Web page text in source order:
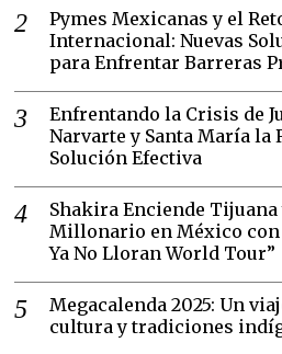
Pymes Mexicanas y el
Internacional: Nuevas
para Enfrentar Barreras
Enfrentando la Crisis de
Narvarte y Santa María la
Solución Efectiva
Shakira Enciende
Millonario en México con
Ya No Lloran World Tour”
Megacalenda 2025: Un
cultura y tradiciones